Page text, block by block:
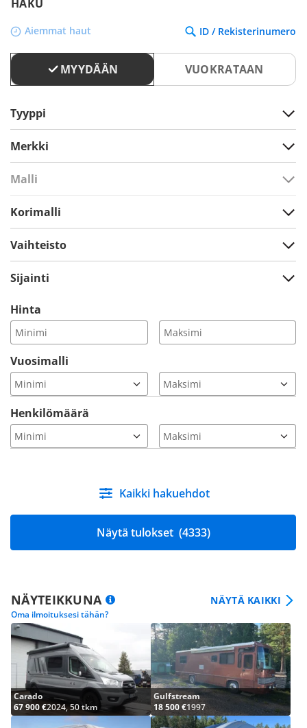
HAKU
Aiemmat haut ID / Rekisterinumero
MYYDÄÄN VUOKRATAAN
Tyyppi
Merkki
Malli
Korimalli
Vaihteisto
Sijainti
Henkilömäärä
Vuosimalli
Hinta
Kaikki hakuehdot
Näytä tulokset (4333)
NÄYTEIKKUNA
Oma ilmoituksesi tähän?
NÄYTÄ KAIKKI
Carado
67 900 €2024, 50 tkm
Gulfstream
18 500 €1997